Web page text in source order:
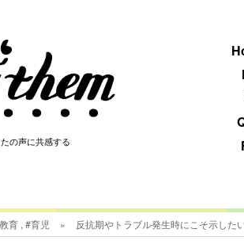
の声に共感する
あなたの声に共感する
育 , #育児 » 反抗期やトラブル発生時にこそ示した